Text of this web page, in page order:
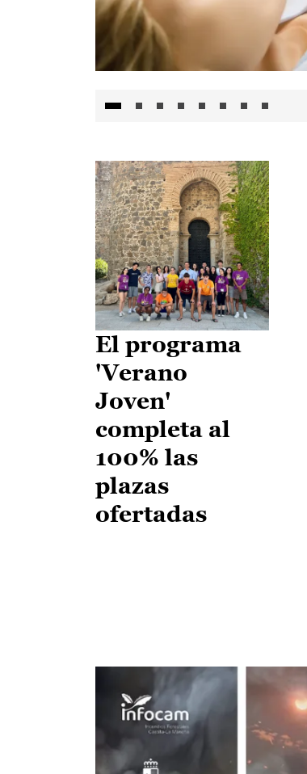
El programa
'Verano
Joven'
completa al
100% las
plazas
ofertadas